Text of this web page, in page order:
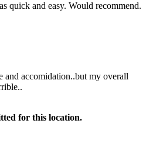
quick and easy. Would recommend.
and accomidation..but my overall
for this location.